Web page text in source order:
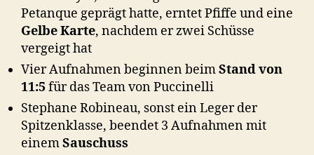
Petanque geprägt hatte, erntet Pfiffe und eine
Gelbe Karte, nachdem er zwei Schüsse
vergeigt hat
Vier Aufnahmen beginnen beimStand von
11:5 für das Team von Puccinelli
Stephane Robineau, sonst ein Leger der
Spitzenklasse, beendet 3 Aufnahmen mit
einemSauschuss